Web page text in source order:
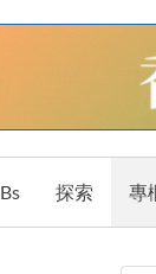
探索 專